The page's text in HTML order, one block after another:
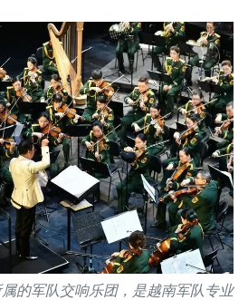
的军队交响乐团，是越南军队专业